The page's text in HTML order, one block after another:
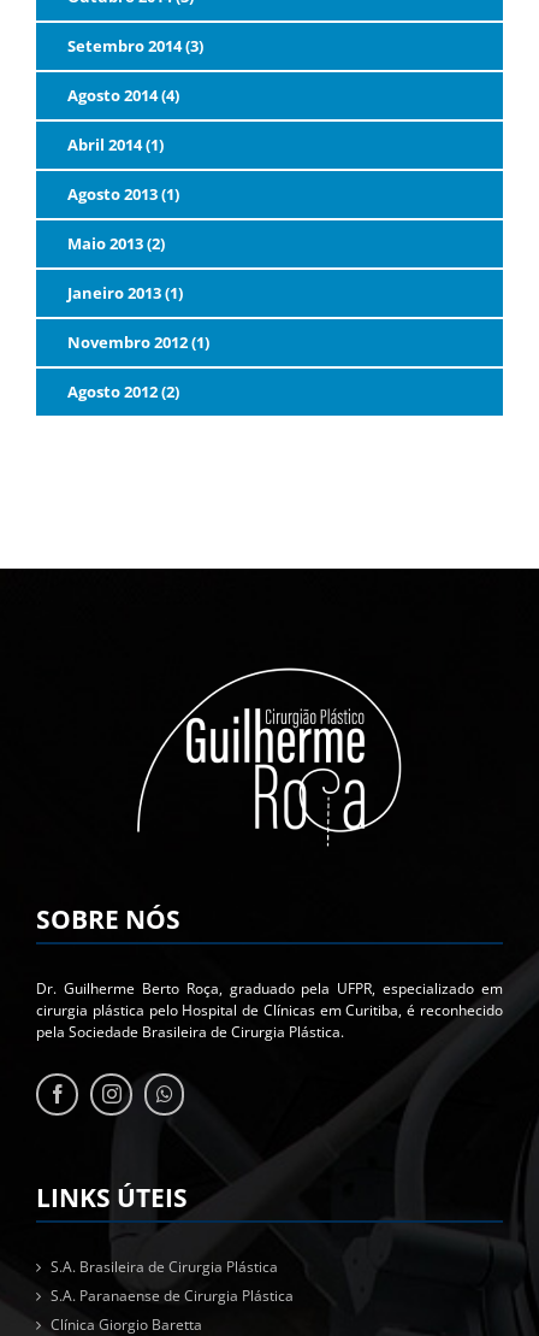
Setembro 2014 (3)
Agosto 2014 (4)
Abril 2014 (1)
Agosto 2013 (1)
Maio 2013 (2)
Janeiro 2013 (1)
Novembro 2012 (1)
Agosto 2012 (2)
SOBRE NÓS
Dr. Guilherme Berto Roça, graduado pela UFPR, especializado em
cirurgia plástica pelo Hospital de Clínicas em Curitiba, é reconhecido
pela Sociedade Brasileira de Cirurgia Plástica.
LINKS ÚTEIS
S.A. Brasileira de Cirurgia Plástica
S.A. Paranaense de Cirurgia Plástica
Clínica Giorgio Baretta